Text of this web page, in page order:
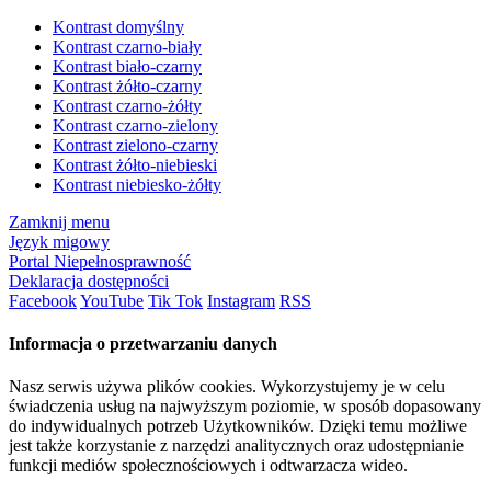
Kontrast domyślny
Kontrast czarno-biały
Kontrast biało-czarny
Kontrast żółto-czarny
Kontrast czarno-żółty
Kontrast czarno-zielony
Kontrast zielono-czarny
Kontrast żółto-niebieski
Kontrast niebiesko-żółty
Zamknij menu
Język migowy
Portal Niepełnosprawność
Deklaracja dostępności
FacebookYouTube Tik Tok Instagram RSS
Informacja o przetwarzaniu danych
Nasz serwis używa plików cookies. Wykorzystujemy je w celu
świadczenia usług na najwyższym poziomie, w sposób dopasowany
do indywidualnych potrzeb Użytkowników. Dzięki temu możliwe
jest także korzystanie z narzędzi analitycznych oraz udostępnianie
funkcji mediów społecznościowych i odtwarzacza wideo.